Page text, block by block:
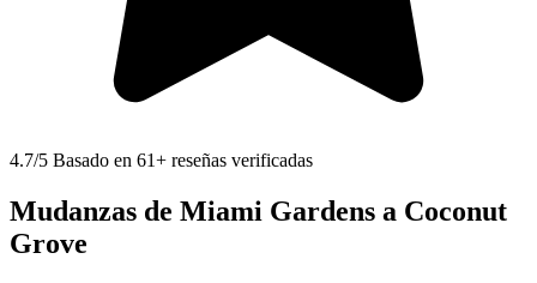
4.7/5 Basado en 61+ reseñas verificadas
Mudanzas de Miami Gardens a Coconut
Grove